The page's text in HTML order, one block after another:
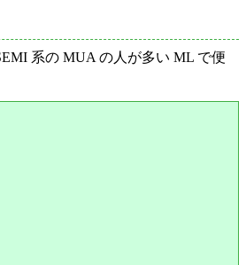
系の MUA の人が多い ML で便